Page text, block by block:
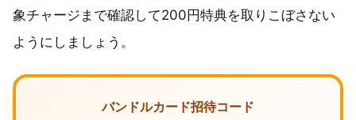
象チャージまで確認して200円特典を取りこぼさない
ようにしましょう。
バンドルカード招待コード